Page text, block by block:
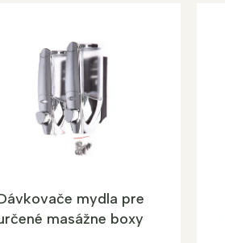
mydla pre
masážne boxy